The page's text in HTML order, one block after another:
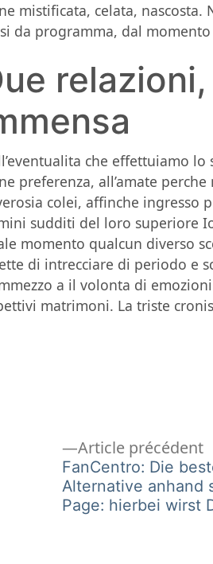
mistificata, celata,
da programma, dal
che effettuiamo
preferenza, all’amate
colei, affinche ingresso
sudditi del loro superiore
momento qualcun diverso
di intrecciare di periodo e
a il volonta di
matrimoni. La triste
Article précédent
FanCentro: Die
Alternative anhand
Page: hierbei wirst